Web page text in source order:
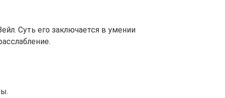
Суть его заключается в умении